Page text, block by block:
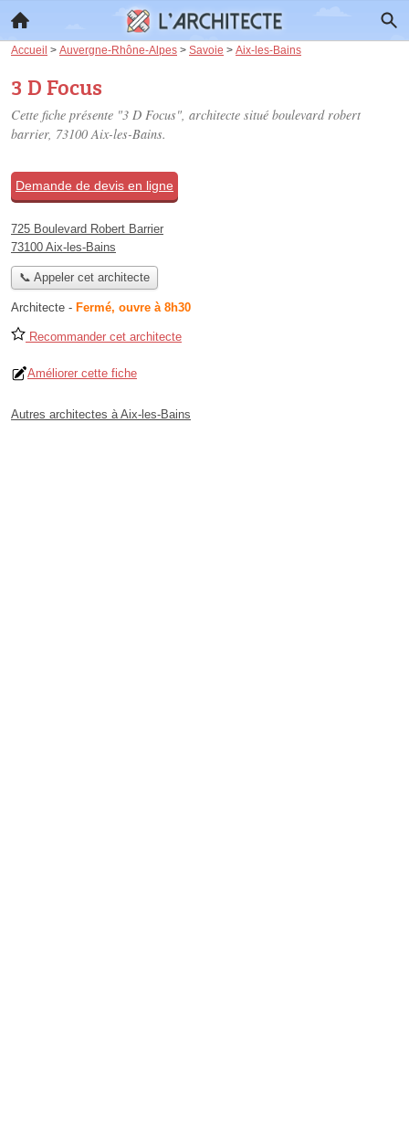
Accueil > Auvergne-Rhône-Alpes > Savoie > Aix-les-Bains
3 D Focus
Cette fiche présente "3 D Focus", architecte situé boulevard robert
barrier, 73100 Aix-les-Bains.
Demande de devis en ligne
725 Boulevard Robert Barrier
73100 Aix-les-Bains
📞 Appeler cet architecte
Architecte - Fermé, ouvre à 8h30
Recommander cet architecte
Améliorer cette fiche
Autres architectes à Aix-les-Bains